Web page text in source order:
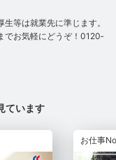
等は就業先に準じます。
でお気軽にどうぞ！0120‐
ています
お仕事